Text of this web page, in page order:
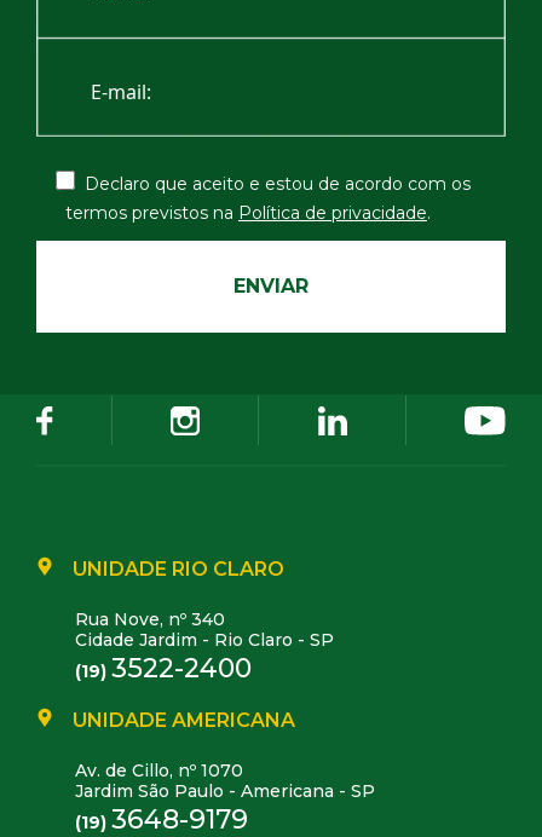
Declaro que aceito e estou de acordo com os
termos previstos na Política de privacidade.
UNIDADE RIO CLARO
Rua Nove, nº 340
Cidade Jardim - Rio Claro - SP
(19) 3522-2400
UNIDADE AMERICANA
Av. de Cillo, nº 1070
Jardim São Paulo - Americana - SP
(19) 3648-9179